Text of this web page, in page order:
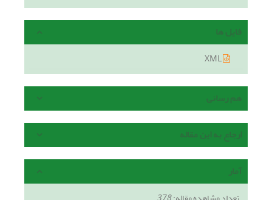
فایل ها
هم رسانی
ارجاع به این مقاله
آمار